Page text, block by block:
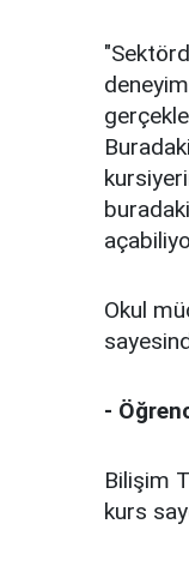
Okul
-
Bilişim
kurs